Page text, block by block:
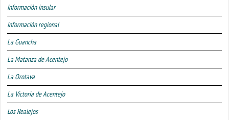
Información insular
Información regional
La Guancha
La Matanza de Acentejo
La Orotava
La Victoria de Acentejo
Los Realejos